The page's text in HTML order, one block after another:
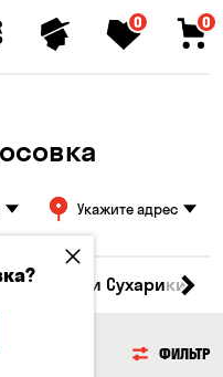
0 0
Укажите адрес
Гренки и Сухарики
ФИЛЬТР